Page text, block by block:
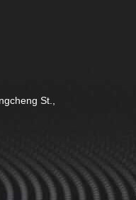
St.,